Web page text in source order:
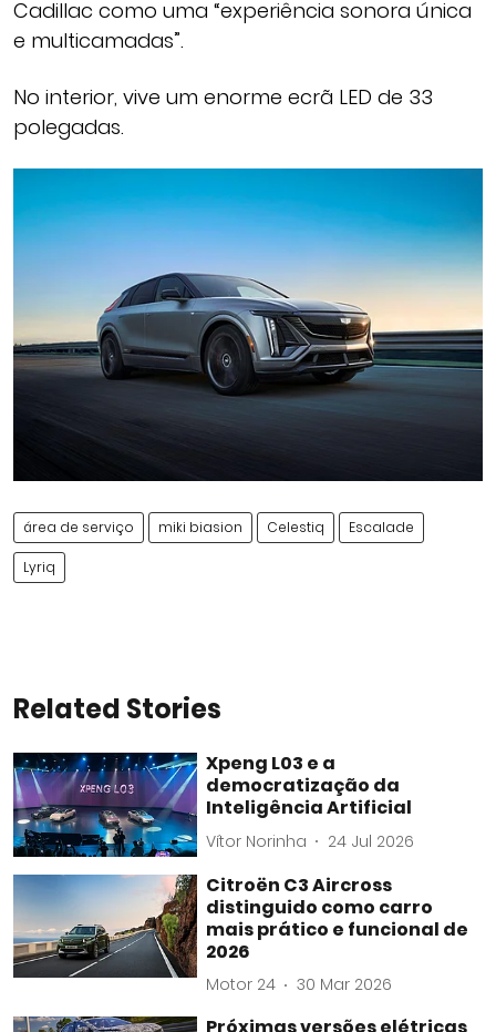
Cadillac como uma “experiência sonora única
e multicamadas”.
No interior, vive um enorme ecrã LED de 33
polegadas.
área de serviço miki biasion Celestiq Escalade
Lyriq
Related Stories
Xpeng L03 e a
democratização da
Inteligência Artificial
Vítor Norinha 24 Jul 2026
Citroën C3 Aircross
distinguido como carro
mais prático e funcional de
2026
Motor 24 30 Mar 2026
Próximas versões elétricas